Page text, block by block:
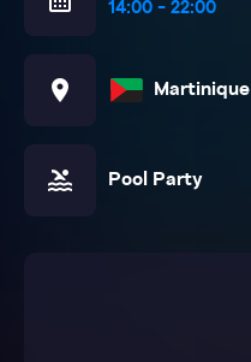
14:00 - 22:00
location_on Martinique
pool Pool Party